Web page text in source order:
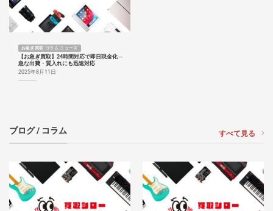
お急ぎ買取 コラム ニュース
【お急ぎ買取】24時間対応で即日現金化 ─
急な出費・質入れにも迅速対応
2025年8月11日
ブログ / コラム すべて見る